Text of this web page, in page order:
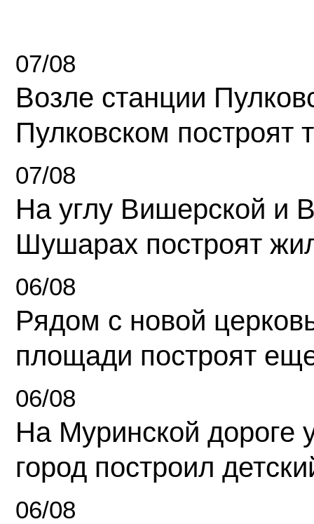
07/08
Возле станции
Пулковском построят
07/08
На углу Вишерской и
Шушарах построят
06/08
Рядом с новой
площади построят
06/08
На Муринской дороге
город построил
06/08